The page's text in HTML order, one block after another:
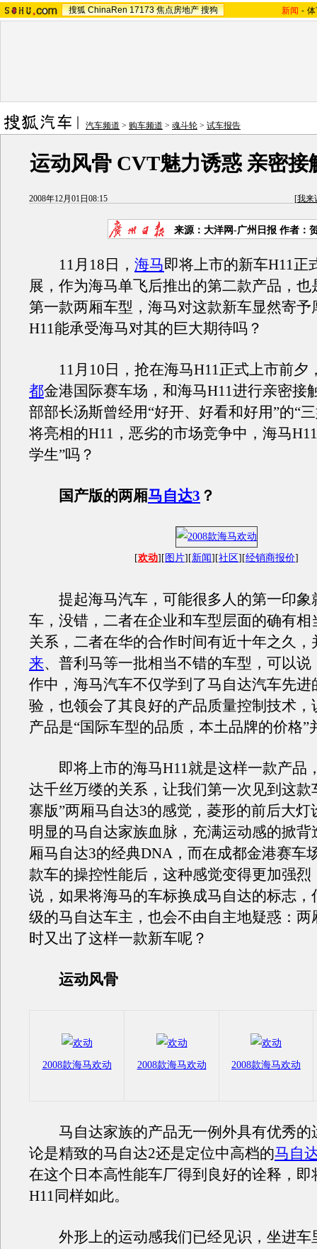
搜狐 ChinaRen 17173 焦点房地产 搜狗 新闻 -
汽车频道 > 购车频道 > 魂斗轮 > 试车报告
运动风骨 CVT魅力诱惑 亲密接
2008年12月01日08:15 [我来
来源：大洋网-广州日报 作者：
11月18日， 海马即将上市的新车H11正
展，作为海马单飞后推出的第二款产品，也
第一款两厢车型，海马对这款新车显然寄予
H11能承受海马对其的巨大期待吗？
11月10日，抢在海马H11正式上市前夕
都金港国际赛车场，和海马H11进行亲密接
部部长汤斯曾经用“好开、好看和好用”的“
将亮相的H11，恶劣的市场竞争中，海马
学生”吗？
国产版的两厢马自达3 ？
[欢动][ 图片][新闻][社区][经销商报价]
提起海马汽车，可能很多人的第一印象
车，没错，二者在企业和车型层面的确有相
关系，二者在华的合作时间有近十年之久，
来、普利马等一批相当不错的车型，可以说
作中，海马汽车不仅学到了马自达汽车先进
验，也领会了其良好的产品质量控制技术，
产品是“国际车型的品质，本土品牌的价格”
即将上市的海马H11就是这样一款产品
达千丝万缕的关系，让我们第一次见到这款
寨版”两厢马自达3的感觉，菱形的前后大灯
明显的马自达家族血脉，充满运动感的掀背
厢马自达3的经典DNA，而在成都金港赛车
款车的操控性能后，这种感觉变得更加强烈
说，如果将海马的车标换成马自达的标志，
级的马自达车主，也会不由自主地疑惑：两
时又出了这样一款新车呢？
运动风骨
2008款海马欢动 2008款海马欢动 2008款海马欢动
马自达家族的产品无一例外具有优秀的
论是精致的马自达2还是定位中高档的马自
在这个日本高性能车厂得到良好的诠释，即
H11同样如此。
外形上的运动感我们已经见识，坐进车